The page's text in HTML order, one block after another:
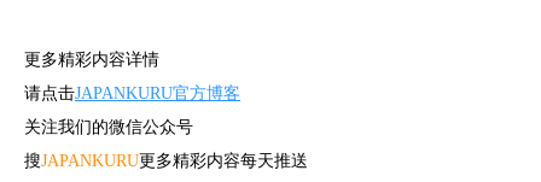
更多精彩内容详情
请点击JAPANKURU官方博客
关注我们的微信公众号
搜JAPANKURU更多精彩内容每天推送